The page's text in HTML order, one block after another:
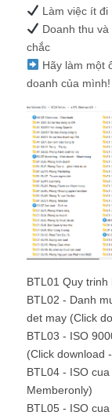
Làm việc ít
Doanh thu
chắc
Hãy làm một
doanh của mình!
BTL01 Quy
BTL02 - Danh
det may (Click
BTL03 - ISO
(Click download
BTL04 - ISO
Memberonly)
BTL05 - ISO